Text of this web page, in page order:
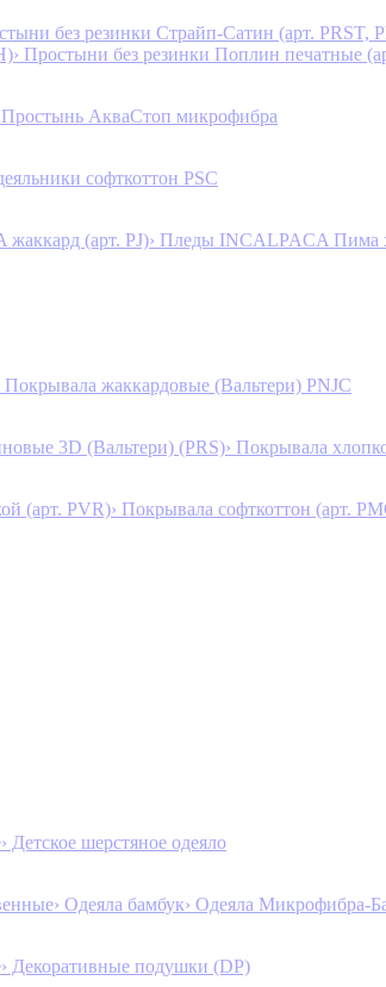
без резинки Страйп-Сатин (арт. PRST,
› Простыни без резинки Поплин печатные
Простынь АкваСтоп микрофибра
софткоттон PSC
(арт. PJ)› Пледы INCALPACA Пима
Покрывала жаккардовые (Вальтери) PNJC
3D (Вальтери) (PRS)› Покрывала
(арт. PVR)› Покрывала софткоттон (арт.
› Детское шерстяное одеяло
› Одеяла бамбук› Одеяла Микрофибра-
› Декоративные подушки (DP)